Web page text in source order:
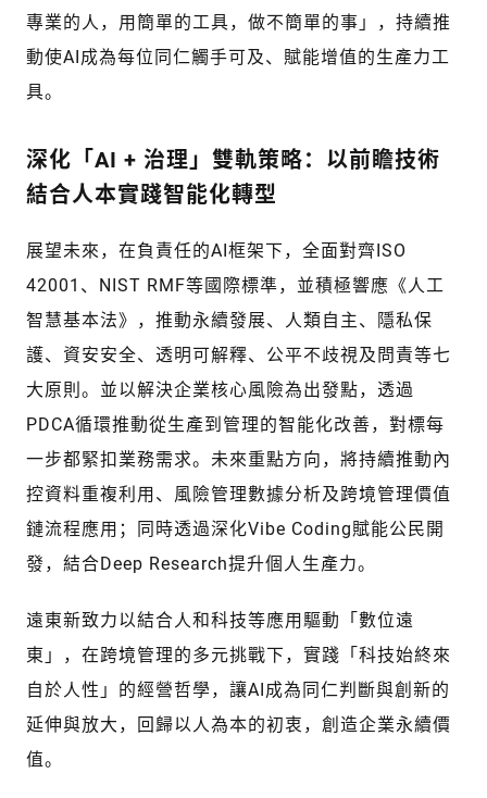
專業的人，用簡單的工具，做不簡單的事」，持續推
動使AI成為每位同仁觸手可及、賦能增值的生產力工
具。
深化「AI + 治理」雙軌策略：以前瞻技術
結合人本實踐智能化轉型
展望未來，在負責任的AI框架下，全面對齊ISO
42001、NIST RMF等國際標準，並積極響應《人工
智慧基本法》，推動永續發展、人類自主、隱私保
護、資安安全、透明可解釋、公平不歧視及問責等七
大原則。並以解決企業核心風險為出發點，透過
PDCA循環推動從生產到管理的智能化改善，對標每
一步都緊扣業務需求。未來重點方向，將持續推動內
控資料重複利用、風險管理數據分析及跨境管理價值
鏈流程應用；同時透過深化Vibe Coding賦能公民開
發，結合Deep Research提升個人生產力。
遠東新致力以結合人和科技等應用驅動「數位遠
東」，在跨境管理的多元挑戰下，實踐「科技始終來
自於人性」的經營哲學，讓AI成為同仁判斷與創新的
延伸與放大，回歸以人為本的初衷，創造企業永續價
值。